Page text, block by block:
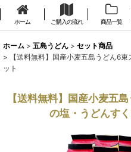
ホーム ご購入の流れ 商品一覧
ホーム > 五島うどん > セット商品
>
【送料無料】国産小麦五島うどん6
ット
【送料無料】国産小麦五
の塩・うどんす